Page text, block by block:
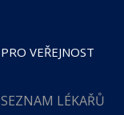
PRO VEŘEJNOST
SEZNAM LÉKAŘŮ